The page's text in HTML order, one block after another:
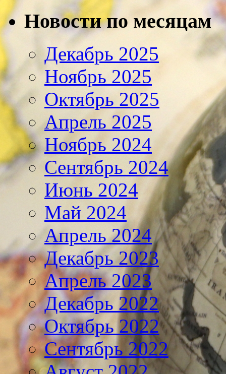
Новости по месяцам
Декабрь 2025
Ноябрь 2025
Октябрь 2025
Апрель 2025
Ноябрь 2024
Сентябрь 2024
Июнь 2024
Май 2024
Апрель 2024
Декабрь 2023
Апрель 2023
Декабрь 2022
Октябрь 2022
Сентябрь 2022